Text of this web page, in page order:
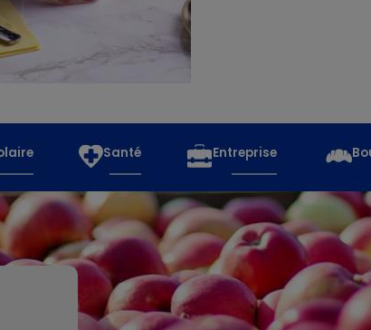
Santé Entreprise